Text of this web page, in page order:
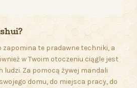
zapomina te pradawne techniki, a
w Twoim otoczeniu ciągle jest
ludzi. Za pomocą żywej mandali
domu, do miejsca pracy, do